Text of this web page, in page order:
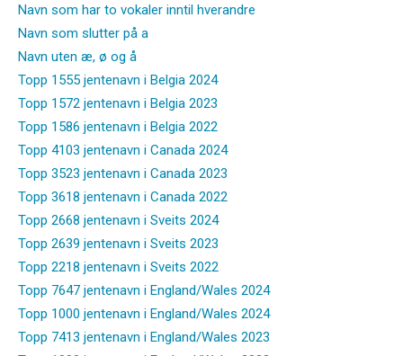
Navn som har to vokaler inntil hverandre
Navn som slutter på a
Navn uten æ, ø og å
Topp 1555 jentenavn i Belgia 2024
Topp 1572 jentenavn i Belgia 2023
Topp 1586 jentenavn i Belgia 2022
Topp 4103 jentenavn i Canada 2024
Topp 3523 jentenavn i Canada 2023
Topp 3618 jentenavn i Canada 2022
Topp 2668 jentenavn i Sveits 2024
Topp 2639 jentenavn i Sveits 2023
Topp 2218 jentenavn i Sveits 2022
Topp 7647 jentenavn i England/Wales 2024
Topp 1000 jentenavn i England/Wales 2024
Topp 7413 jentenavn i England/Wales 2023